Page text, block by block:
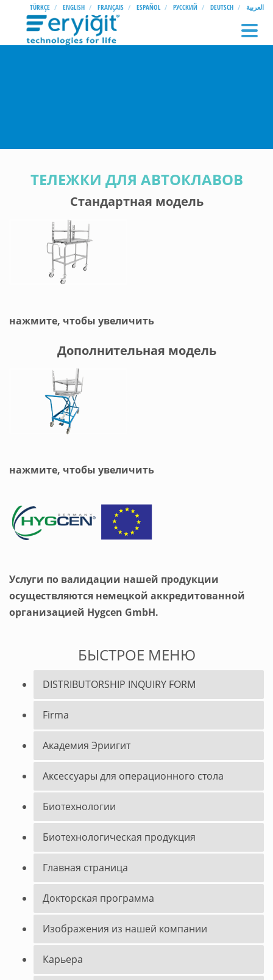
TÜRKÇE ENGLISH FRANÇAIS ESPAÑOL РУССКИЙ DEUTSCH العربية
ТЕЛЕЖКИ ДЛЯ АВТОКЛАВОВ
Стандартная модель
нажмите, чтобы увеличить
Дополнительная модель
нажмите, чтобы увеличить
Услуги по валидации нашей продукции
осуществляются немецкой аккредитованной
организацией Hygcen GmbH.
БЫСТРОЕ МЕНЮ
DISTRIBUTORSHIP INQUIRY FORM
Firma
Академия Эриигит
Аксессуары для операционного стола
Биотехнологии
Биотехнологическая продукция
Главная страница
Докторская программа
Изображения из нашей компании
Карьера